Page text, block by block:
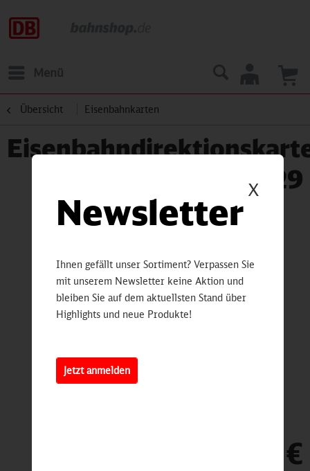
Menü
Übersicht Eisenbahnkarten
Essen 1929
9,90 €
X
Newsletter
Ihnen gefällt unser Sortiment? Verpassen Sie
mit unserem Newsletter keine Aktion und
bleiben Sie auf dem aktuellsten Stand über
Highlights und neue Produkte!
Jetzt anmelden